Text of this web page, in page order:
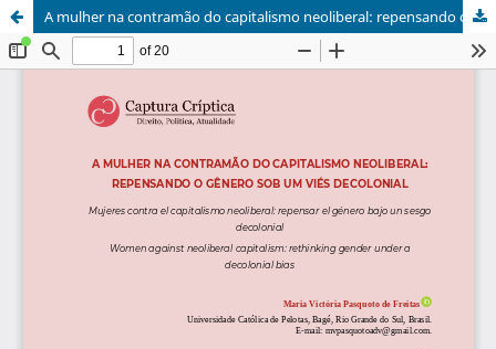
A mulher na contramão do capitalismo neoliberal: repensando o gênero sob um viés decolonial